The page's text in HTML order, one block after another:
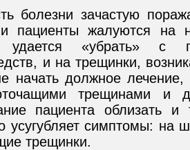
болезни зачастую
пациенты жалуются на
удается «убрать» с
и на трещинки,
начать должное лечение,
трещинами и
пациента облизать и
усугубляет симптомы: на
трещинки.